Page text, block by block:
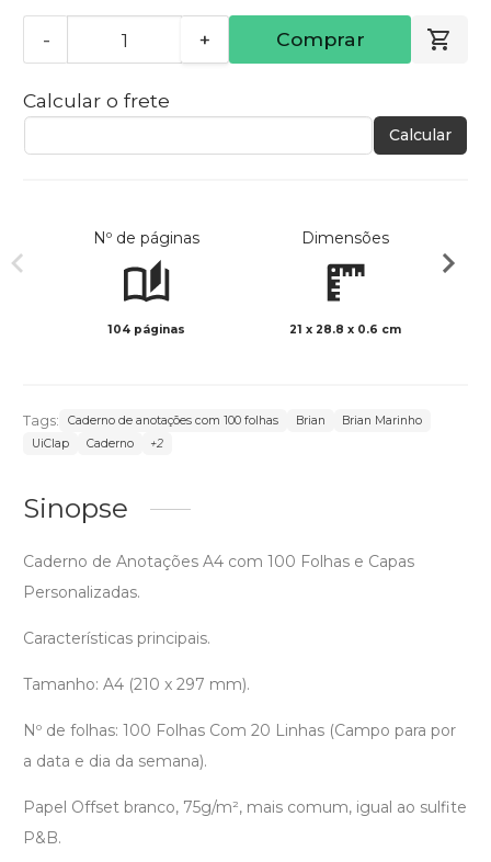
- + Comprar
Calcular o frete
Calcular
Nº de páginas
104 páginas
Dimensões
21 x 28.8 x 0.6 cm
Tags: Caderno de anotações com 100 folhas Brian
Brian Marinho
UiClap
Caderno +2
Sinopse
Caderno de Anotações A4 com 100 Folhas e Capas
Personalizadas.
Características principais.
Tamanho: A4 (210 x 297 mm).
Nº de folhas: 100 Folhas Com 20 Linhas (Campo para por
a data e dia da semana).
Papel Offset branco, 75g/m², mais comum, igual ao sulfite
P&B.